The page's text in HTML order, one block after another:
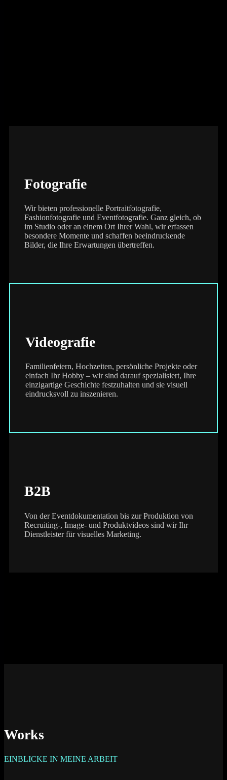
Fotografie
Wir bieten professionelle Portraitfotografie,
Fashionfotografie und Eventfotografie. Ganz gleich, ob
im Studio oder an einem Ort Ihrer Wahl, wir erfassen
besondere Momente und schaffen beeindruckende
Bilder, die Ihre Erwartungen übertreffen.
Videografie
Familienfeiern, Hochzeiten, persönliche Projekte oder
einfach Ihr Hobby – wir sind darauf spezialisiert, Ihre
einzigartige Geschichte festzuhalten und sie visuell
eindrucksvoll zu inszenieren.
B2B
Von der Eventdokumentation bis zur Produktion von
Recruiting-, Image- und Produktvideos sind wir Ihr
Dienstleister für visuelles Marketing.
Works
EINBLICKE IN MEINE ARBEIT